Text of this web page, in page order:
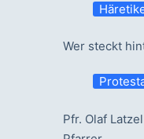
Wer steckt
Pfr. Olaf